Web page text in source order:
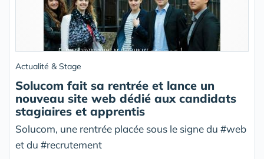
Actualité & Stage
Solucom fait sa rentrée et lance un
nouveau site web dédié aux candidats
stagiaires et apprentis
Solucom, une rentrée placée sous le signe du #web
et du #recrutement